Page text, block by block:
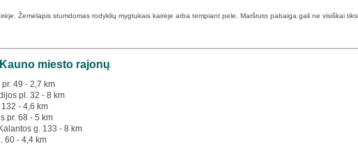
Žemėlapis stumdomas rodyklių mygtukais kairėje arba tempiant pele. Maršruto pabaiga gali ne visiškai
miesto rajonų
49 - 2,7 km
pl. 32 - 8 km
- 4,6 km
pr. 68 - 5 km
g. 133 - 8 km
60 - 4,4 km